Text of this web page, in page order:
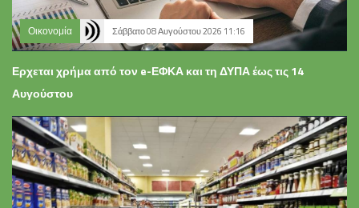
Οικονομία Σάββατο 08 Αυγούστου 2026 11:16
Ερχεται χρήμα από τον e-ΕΦΚΑ και τη ΔΥΠΑ έως τις 14
Αυγούστου